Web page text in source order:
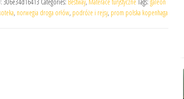
, norwegia droga orłów, podróże i rejsy, prom polska kopenhaga